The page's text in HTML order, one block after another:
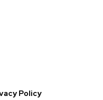
Policy